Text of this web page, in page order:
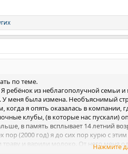
по теме.
ребёнок из неблагополучной семьи
У меня была измена. Необъяснимый
я опять оказалась в компании,
клубы, (в которые нас
в память всплывает 14 летний
пор (2000 год) я до сих пор курю с
и варили молоко. От него меня
Нажмите